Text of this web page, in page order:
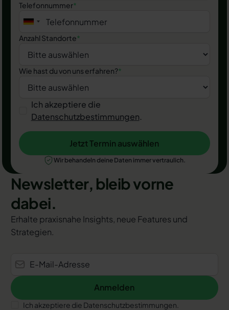
Telefonnummer*
Anzahl Standorte*
Wie hast du von uns erfahren?*
Ich akzeptiere die
Datenschutzbestimmungen.
Jetzt Termin auswählen
Jetzt Termin auswählen
Wir behandeln deine Daten immer vertraulich.
Newsletter, bleib vorne
dabei.
Erhalte praxisnahe Insights, neue Features und
Strategien.
Anmelden
Anmelden
Ich akzeptiere die Datenschutzbestimmungen.